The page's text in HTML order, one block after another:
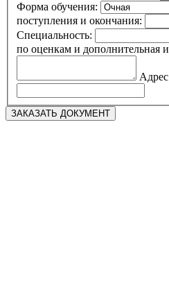
Форма обучения:
поступления и окончания:
Специальность:
по оценкам и дополнительная